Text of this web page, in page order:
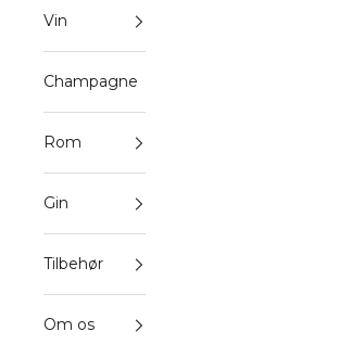
Vin
Champagne
Rom
Gin
Tilbehør
Om os